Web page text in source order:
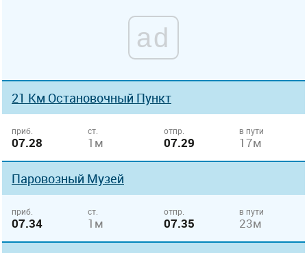
ad
21 Км Остановочный Пункт
приб.
07.28
ст.
1м
отпр.
07.29
в пути
17м
Паровозный Музей
приб.
07.34
ст.
1м
отпр.
07.35
в пути
23м